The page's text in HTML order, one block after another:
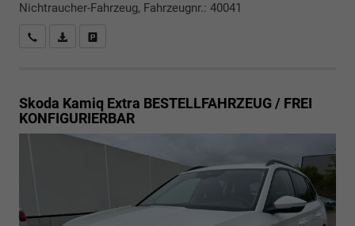
Nichtraucher-Fahrzeug, Fahrzeugnr.: 40041
Rückrufbitte absenden
PDF-Datei, Fahrzeugexposé drucken
Skoda Kamiq Extra BESTELLFAHRZEUG / FREI
KONFIGURIERBAR